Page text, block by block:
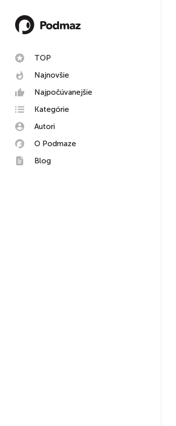
TOP
Najnovšie
Najpočúvanejšie
Kategórie
Autori
O Podmaze
Blog